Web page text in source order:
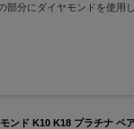
分にダイヤモンドを使用
ンド K10 K18 プラチナ